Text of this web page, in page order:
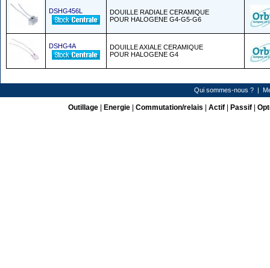
DSHG456L
DOUILLE RADIALE CERAMIQUE
POUR HALOGENE G4-G5-G6
DSHG4A
DOUILLE AXIALE CERAMIQUE
POUR HALOGENE G4
Qui sommes-nous ? |
Outillage| Energie| Commutation/relais Actif| Passif|